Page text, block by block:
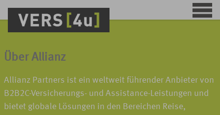
Über Allianz
Allianz Partners ist ein weltweit führender Anbieter von
B2B2C-Versicherungs- und Assistance-Leistungen und
bietet globale Lösungen in den Bereichen Reise,